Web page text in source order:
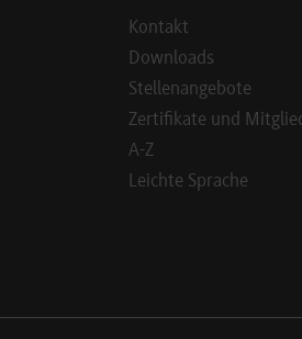
Kontakt
Downloads
Stellenangebote
Zertifikate und
A-Z
Leichte Sprache